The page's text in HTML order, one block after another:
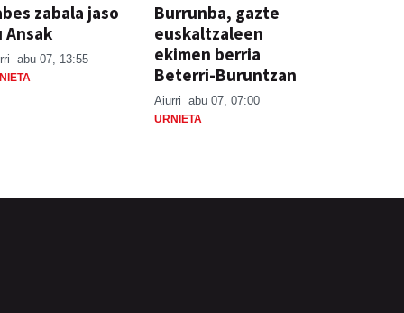
zabala jaso
Ansak
abu 07, 13:55
Burrunba, gazte
euskaltzaleen
ekimen berria
Beterri-Buruntzan
Aiurri abu 07, 07:00
URNIETA